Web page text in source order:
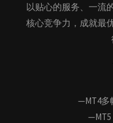
以贴心的服务、一流
核心竞争力，成就最
—MT4多
—MT5